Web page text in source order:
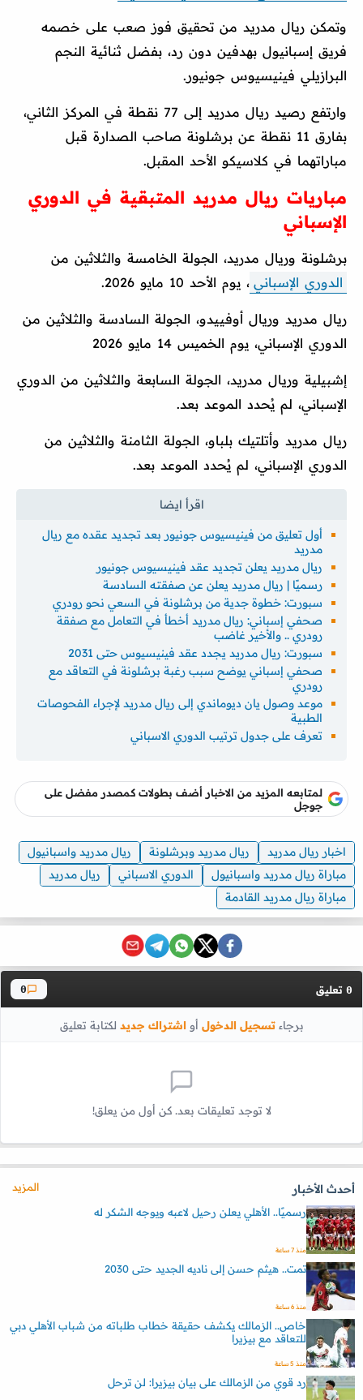
وتمكن ريال مدريد من تحقيق فوز صعب على خصمه
فريق إسبانيول بهدفين دون رد، بفضل ثنائية النجم
البرازيلي فينيسيوس جونيور.
وارتفع رصيد ريال مدريد إلى 77 نقطة في المركز الثاني،
بفارق 11 نقطة عن برشلونة صاحب الصدارة قبل
مباراتهما في كلاسيكو الأحد المقبل.
مباريات ريال مدريد المتبقية في الدوري
الإسباني
برشلونة وريال مدريد، الجولة الخامسة والثلاثين من
الدوري الإسباني ، يوم الأحد 10 مايو 2026.
ريال مدريد وريال أوفييدو، الجولة السادسة والثلاثين من
الدوري الإسباني، يوم الخميس 14 مايو 2026
إشبيلية وريال مدريد، الجولة السابعة والثلاثين من الدوري
الإسباني، لم يُحدد الموعد بعد.
ريال مدريد وأتلتيك بلباو، الجولة الثامنة والثلاثين من
الدوري الإسباني، لم يُحدد الموعد بعد.
أول تعليق من فينيسيوس جونيور بعد تجديد عقده مع ريال
مدريد
ريال مدريد يعلن تجديد عقد فينيسيوس جونيور
رسميًا | ريال مدريد يعلن عن صفقته السادسة
سبورت: خطوة جدية من برشلونة في السعي نحو رودري
صحفي إسباني: ريال مدريد أخطأ في التعامل مع صفقة
رودري .. والأخير غاضب
سبورت: ريال مدريد يجدد عقد فينيسيوس حتى 2031
صحفي إسباني يوضح سبب رغبة برشلونة في التعاقد مع
رودري
موعد وصول يان ديوماندي إلى ريال مدريد لإجراء الفحوصات
الطبية
تعرف على جدول ترتيب الدوري الاسباني
لمتابعه المزيد من الاخبار أضف بطولات كمصدر مفضل على
جوجل
اخبار ريال مدريد ريال مدريد وبرشلونة
ريال مدريد واسبانيول
مباراة ريال مدريد واسبانيول
الدوري الاسباني
ريال مدريد
مباراة ريال مدريد القادمة
0 تعليق 0
برجاءتسجيل الدخول أواشتراك جديد لكتابة تعليق
لا توجد تعليقات بعد. كن أول من يعلق!
أحدث الأخبار
المزيد
رسميًا.. الأهلي يعلن رحيل لاعبه ويوجه الشكر له
منذ 7 ساعة
تمت.. هيثم حسن إلى ناديه الجديد حتى 2030
منذ 6 ساعة
خاص.. الزمالك يكشف حقيقة خطاب طلباته من شباب الأهلي دبي
للتعاقد مع بيزيرا
منذ 5 ساعة
رد قوي من الزمالك على بيان بيزيرا: لن ترحل